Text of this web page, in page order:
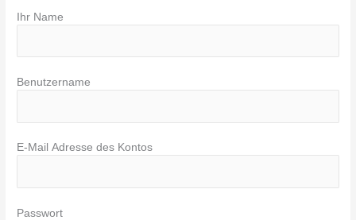
Ihr Name
Benutzername
E-Mail Adresse des Kontos
Passwort